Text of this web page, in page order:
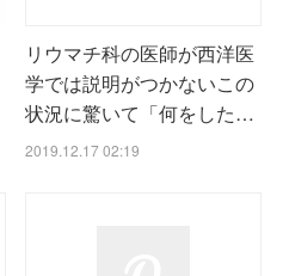
リウマチ科の医師が西洋医
学では説明がつかないこの
状況に驚いて「何をした…
2019.12.17 02:19